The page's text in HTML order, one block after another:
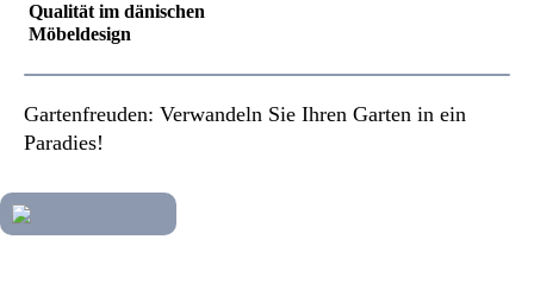
Qualität im dänischen
Möbeldesign
Gartenfreuden: Verwandeln Sie Ihren Garten in ein
Paradies!